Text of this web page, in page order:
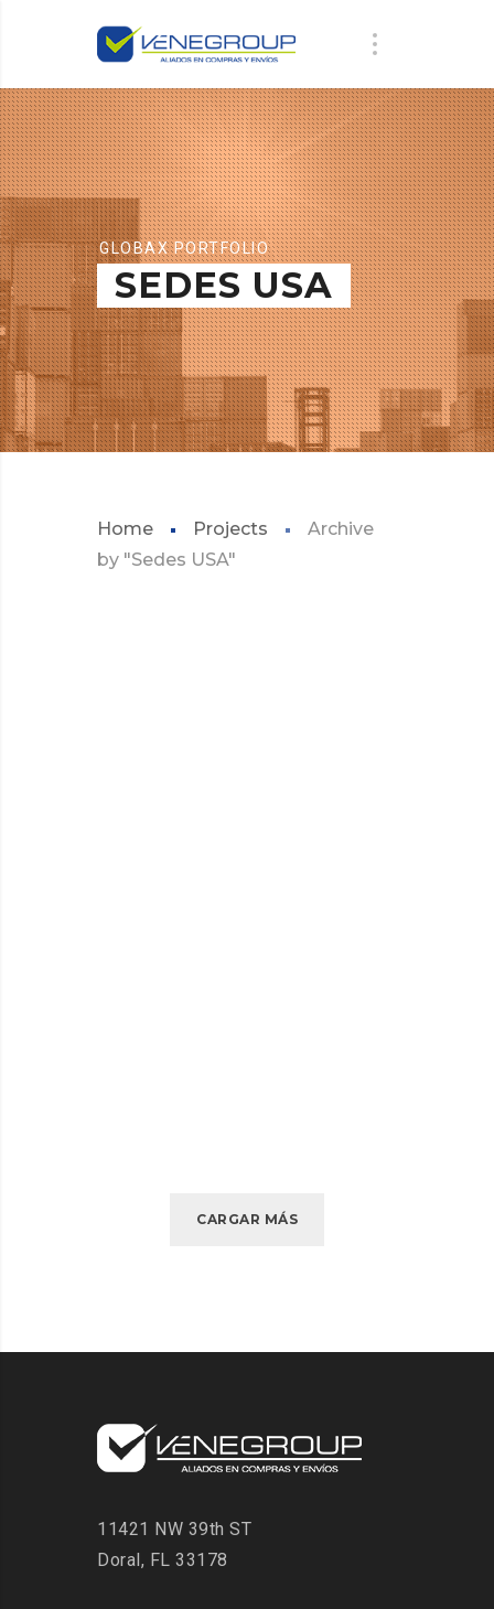
GLOBAX PORTFOLIO
SEDES USA
Home Projects
Archive
by "Sedes USA"
CARGAR MÁS
11421 NW 39th ST
Doral, FL 33178